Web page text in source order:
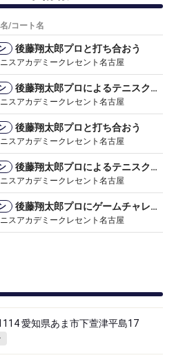
/コート名
後藤翔太郎プロと打ち合おう
スアカデミークレセント名古屋
後藤翔太郎プロによるテニスクリニック
スアカデミークレセント名古屋
後藤翔太郎プロと打ち合おう
スアカデミークレセント名古屋
後藤翔太郎プロによるテニスクリニック
スアカデミークレセント名古屋
後藤翔太郎プロにゲームチャレンジ
スアカデミークレセント名古屋
愛知県あま市下萱津平島17